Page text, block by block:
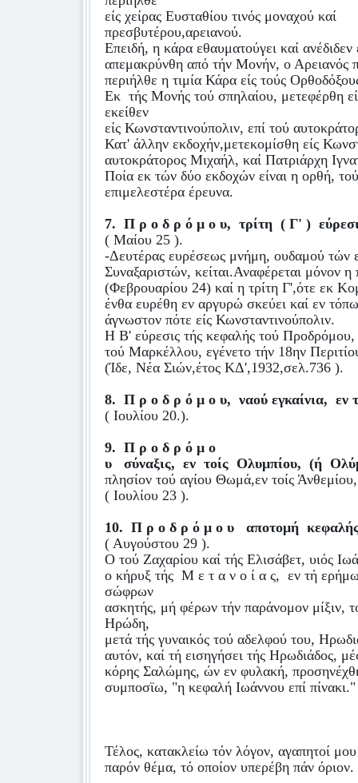
είς χείρας Ευσταθίου τινός μοναχού καί
πρεσβυτέρου,αρειανού.
Επειδή, η κάρα εθαυματούγει καί ανέδιδεν
απεμακρύνθη από τήν Μονήν, ο Αρειανός
περιήλθε η τιμία Κάρα είς τούς
Εκ τής Μονής τού σπηλαίου, μετεφέρθη
εκείθεν
είς Κωνσταντινούπολιν, επί τού
Κατ' άλλην εκδοχήν,μετεκομίσθη είς
αυτοκράτορος Μιχαήλ, καί Πατριάρχη
Ποία εκ τών δύο εκδοχών είναι η ορθή,
επιμελεστέρα έρευνα.
7. Π ρ ο δ ρ ό μ ο υ, τρίτη ( Γ' )
( Μαίου 25 ).
-Δευτέρας ευρέσεως μνήμη, ουδαμού τών
Συναξαριστών, κείται.Αναφέρεται μόνον
(Φεβρουαρίου 24) καί η τρίτη Γ',ότε εκ
ένθα ευρέθη εν αργυρώ σκεύει καί εν
άγνωστον πότε είς Κωνσταντινούπολιν.
Η Β' εύρεσις τής κεφαλής τού Προδρόμου,
τού Μαρκέλλου, εγένετο τήν 18ην
(Ίδε, Νέα Σιών,έτος ΚΔ',1932,σελ.736 ).
8. Π ρ ο δ ρ ό μ ο υ, ναού εγκαίνια, εν
( Ιουλίου 20.).
9. Π ρ ο δ ρ ό μ ο
υ
σύναξις, εν τοίς Ολυμπίου, (ή
πλησίον τού αγίου Θωμά,εν τοίς Άνθεμίου,
( Ιουλίου 23 ).
10. Π ρ ο δ ρ ό μ ο υ αποτομή
( Αυγούστου 29 ).
Ο τού Ζαχαρίου καί τής Ελισάβετ, υιός
ο κήρυξ τής Μ ε τ α ν ο ί α ς, εν τή
σώφρων
ασκητής, μή φέρων τήν παράνομον μίξιν,
Ηρώδη,
μετά τής γυναικός τού αδελφού του,
αυτόν, καί τή εισηγήσει τής Ηρωδιάδος,
κόρης Σαλώμης, ών εν φυλακή,
συμποσϊω, "η κεφαλή Ιωάννου επί πίνακι."
Τέλος, κατακλείω τόν λόγον, αγαπητοί
παρόν θέμα, τό οποίον υπερέβη πάν